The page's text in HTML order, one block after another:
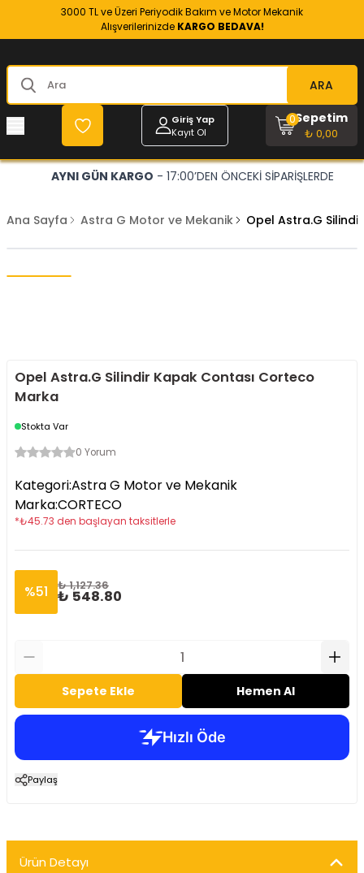
3000 TL ve Üzeri Periyodik Bakım ve Motor Mekanik
Alışverilerinizde KARGO BEDAVA!
ARA
Giriş Yap
Kayıt Ol
Sepetim
₺ 0,00
0
AYNI GÜN KARGO - 17:00’DEN ÖNCEKİ SİPARİŞLERDE
Ana Sayfa Astra G Motor ve Mekanik Opel Astra.G
Opel Astra.G Silindir Kapak Contası Corteco
Marka
Stokta Var
0 Yorum
Kategori:Astra G Motor ve Mekanik
Marka:CORTECO
*₺45.73 den başlayan taksitlerle
%51 ₺ 1,127.36
₺ 548.80
Sepete Ekle Hemen Al
Paylaş
Ürün Detayı